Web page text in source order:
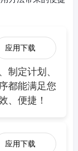
应用下载
制定计划、
都能满足您
、便捷！
应用下载